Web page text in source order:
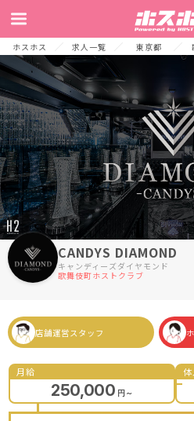
ホスホス 求人一覧 東京都
TOP お店からのメッセージ 募集要
CANDYS DIAMOND
キャンディーズダイヤモンド
歌舞伎町ホストクラブ
店舗運営スタッフ
月給
250,000 円～